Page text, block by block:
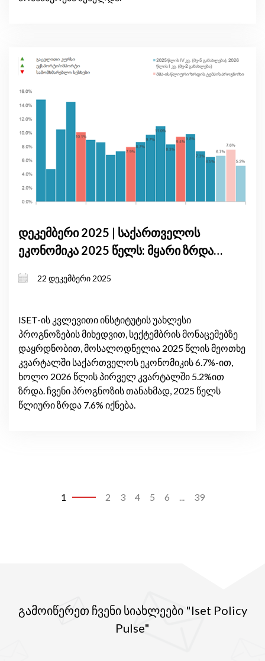
დეკემბერი 2025 | საქართველოს
ეკონომიკა 2025 წელს: მყარი ზრდა,
რისკები
22 დეკემბერი 2025
ISET-ის კვლევითი ინსტიტუტის უახლესი
პროგნოზების მიხედვით, სექტემბრის მონაცემებზე
დაყრდნობით, მოსალოდნელია 2025 წლის მეოთხე
კვარტალში საქართველოს ეკონომიკის 6.7%-ით,
ხოლო 2026 წლის პირველ კვარტალში 5.2%ით
ზრდა. ჩვენი პროგნოზის თანახმად, 2025 წელს
წლიური ზრდა 7.6% იქნება.
1 2 3 4 5 6 ... 39
გამოიწერეთ ჩვენი სიახლეები "Iset Policy
Pulse"